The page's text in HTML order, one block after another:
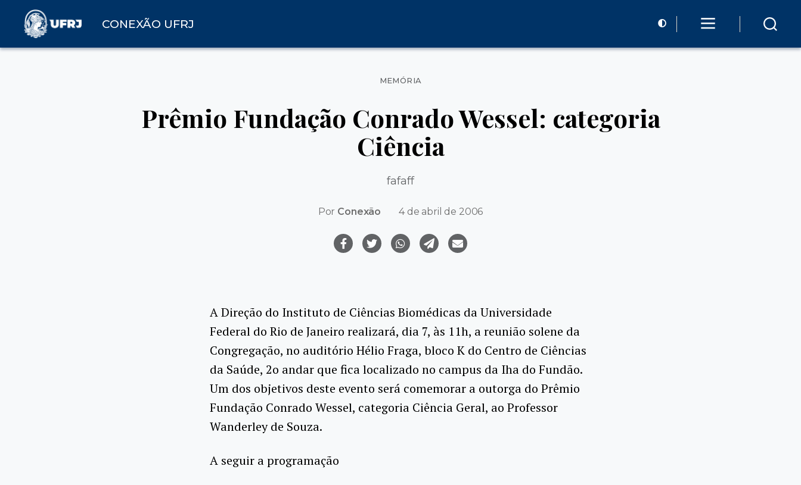
CONEXÃO UFRJ
Categorias
MEMÓRIA
Prêmio Fundação Conrado Wessel: categoria
Ciência
fafaff
Por Conexão 4 de abril de 2006
A Direção do Instituto de Ciências Biomédicas da Universidade
Federal do Rio de Janeiro realizará, dia 7, às 11h, a reunião solene da
Congregação, no auditório Hélio Fraga, bloco K do Centro de Ciências
da Saúde, 2o andar que fica localizado no campus da Iha do Fundão.
Um dos objetivos deste evento será comemorar a outorga do Prêmio
Fundação Conrado Wessel, categoria Ciência Geral, ao Professor
Wanderley de Souza.
A seguir a programação